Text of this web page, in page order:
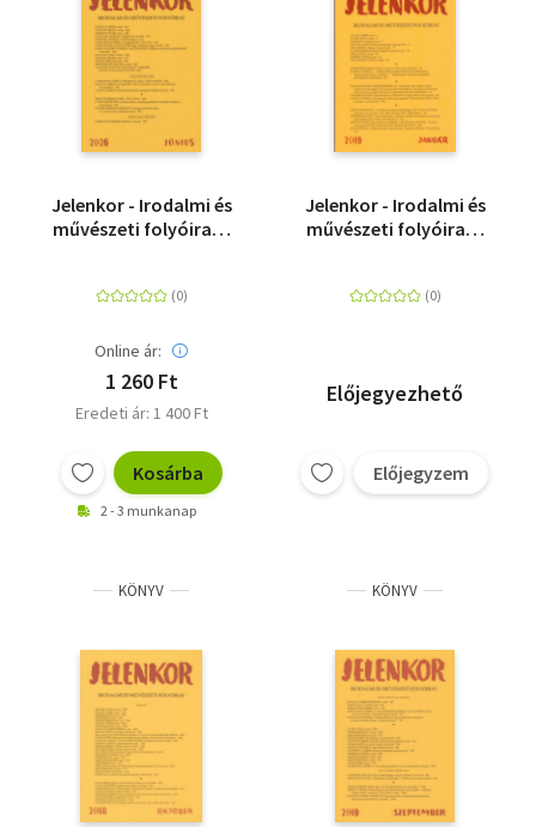
Jelenkor - Irodalmi és
művészeti folyóirat -
Online ár:
1 260 Ft
Eredeti ár: 1 400 Ft
Kosárba
2 - 3 munkanap
Jelenkor - Irodalmi és
művészeti folyóirat -
Előjegyezhető
Előjegyzem
KÖNYV KÖNYV